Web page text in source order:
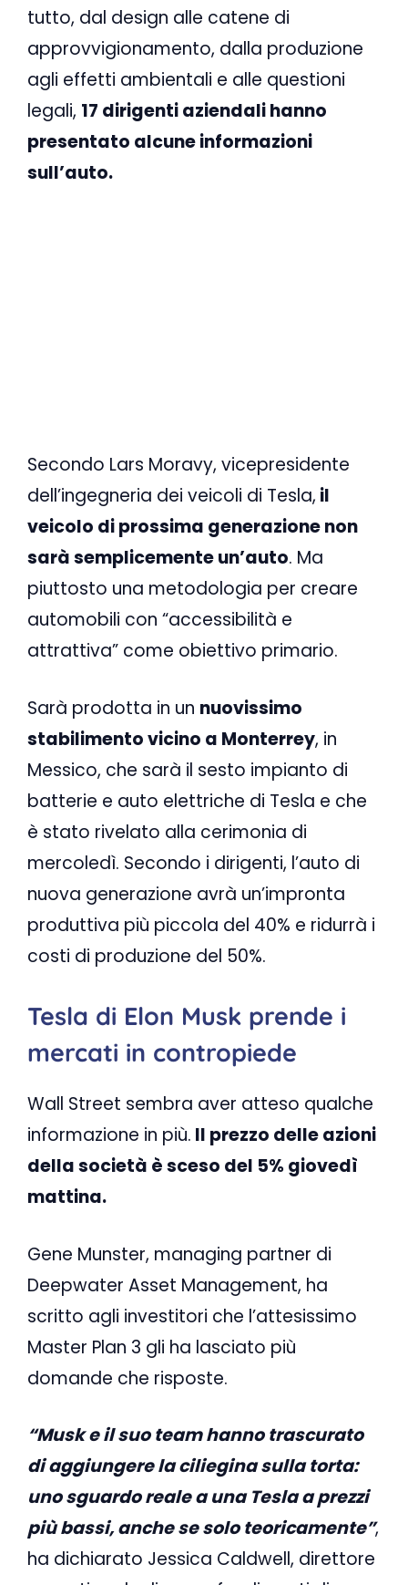
tutto, dal design alle catene di
approvvigionamento, dalla produzione
agli effetti ambientali e alle questioni
legali, 17 dirigenti aziendali hanno
presentato alcune informazioni
sull’auto.
Secondo Lars Moravy, vicepresidente
dell’ingegneria dei veicoli di Tesla, il
veicolo di prossima generazione non
sarà semplicemente un’auto. Ma
piuttosto una metodologia per creare
automobili con “accessibilità e
attrattiva” come obiettivo primario.
Sarà prodotta in un nuovissimo
stabilimento vicino a Monterrey, in
Messico, che sarà il sesto impianto di
batterie e auto elettriche di Tesla e che
è stato rivelato alla cerimonia di
mercoledì. Secondo i dirigenti, l’auto di
nuova generazione avrà un’impronta
produttiva più piccola del 40% e ridurrà i
costi di produzione del 50%.
Tesla di Elon Musk prende i
mercati in contropiede
Wall Street sembra aver atteso qualche
informazione in più. Il prezzo delle azioni
della società è sceso del 5% giovedì
mattina.
Gene Munster, managing partner di
Deepwater Asset Management, ha
scritto agli investitori che l’attesissimo
Master Plan 3 gli ha lasciato più
domande che risposte.
“Musk e il suo team hanno trascurato
di aggiungere la ciliegina sulla torta:
uno sguardo reale a una Tesla a prezzi
più bassi, anche se solo teoricamente”,
ha dichiarato Jessica Caldwell, direttore